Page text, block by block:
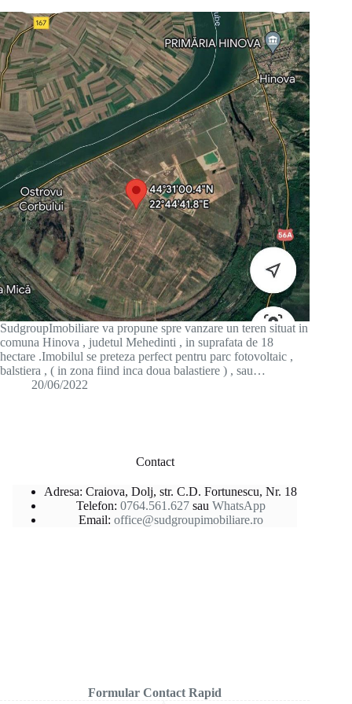
SudgroupImobiliare va propune spre vanzare un teren situat in
comuna Hinova , judetul Mehedinti , in suprafata de 18
hectare .Imobilul se preteza perfect pentru parc fotovoltaic ,
balstiera , ( in zona fiind inca doua balastiere ) , sau…
20/06/2022
Contact
Adresa: Craiova, Dolj, str. C.D. Fortunescu, Nr. 18
Telefon: 0764.561.627sau WhatsApp
Email: office@sudgroupimobiliare.ro
Formular Contact Rapid